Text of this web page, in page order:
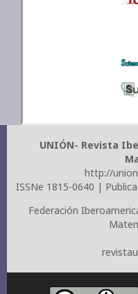
UNIÓN- Revista
http://
ISSNe 1815-0640 |
Federación